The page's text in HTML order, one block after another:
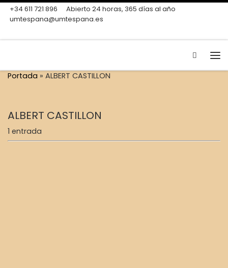
Skip to content
+34 611 721 896
Abierto 24 horas, 365 días al año
umtespana@umtespana.es
Search
Portada » ALBERT CASTILLON
ALBERT CASTILLON
1 entrada